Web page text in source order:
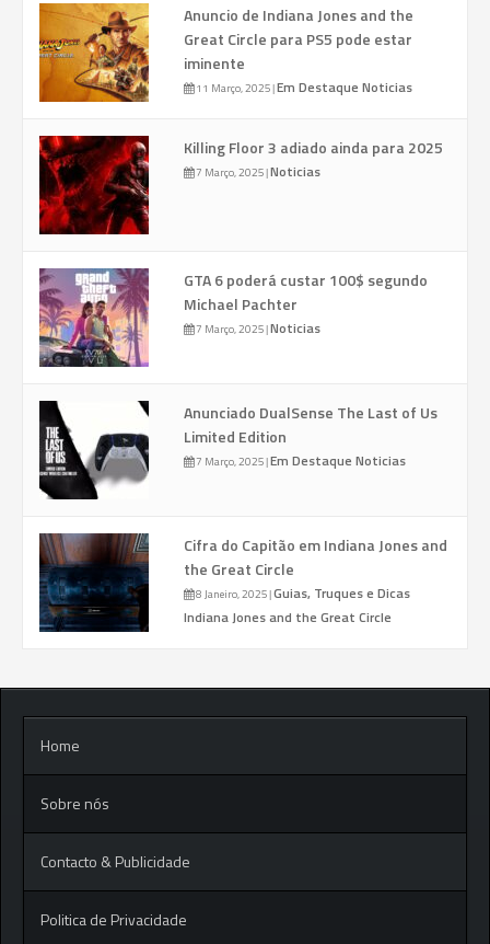
Anuncio de Indiana Jones and the
Great Circle para PS5 pode estar
iminente
11 Março, 2025|Em Destaque Noticias
Killing Floor 3 adiado ainda para 2025
7 Março, 2025|Noticias
GTA 6 poderá custar 100$ segundo
Michael Pachter
7 Março, 2025|Noticias
Anunciado DualSense The Last of Us
Limited Edition
7 Março, 2025|Em Destaque Noticias
Cifra do Capitão em Indiana Jones and
the Great Circle
8 Janeiro, 2025|Guias, Truques e Dicas
Indiana Jones and the Great Circle
Home
Sobre nós
Contacto & Publicidade
Politica de Privacidade